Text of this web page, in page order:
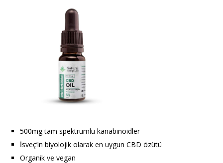
500mg tam spektrumlu kanabinoidler
İsveç’in biyolojik olarak en uygun CBD özütü
Organik ve vegan